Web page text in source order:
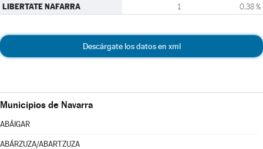
LIBERTATE NAFARRA 1 0,38 %
Descárgate los datos en xml
Municipios de Navarra
ABÁIGAR
ABÁRZUZA/ABARTZUZA